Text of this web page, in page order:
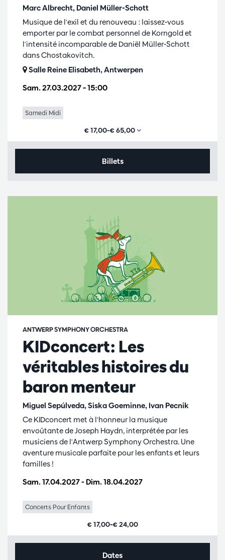
Marc Albrecht, Daniel Müller-Schott
Sam. 27.03.2027– 15:00
Musique de l'exil et du renouveau : laissez-vous
emporter par le combat personnel de Korngold et
l'intensité incomparable de Daniël Müller-Schott
dans Chostakovitch.
Salle Reine Elisabeth, Antwerpen
Samedi Midi
€ 17,00–€ 65,00
Billets
KIDconcert: Les
véritables histoires du
baron menteur
Miguel Sepúlveda, Siska Goeminne, Ivan Pecnik
ANTWERP SYMPHONY ORCHESTRA
Sam. 17.04.2027- Dim. 18.04.2027
Ce KIDconcert met à l'honneur la musique
envoûtante de Joseph Haydn, interprétée par les
musiciens de l'Antwerp Symphony Orchestra. Une
aventure musicale parfaite pour les enfants et leurs
familles !
Concerts Pour Enfants
€ 17,00–€ 24,00
Dates